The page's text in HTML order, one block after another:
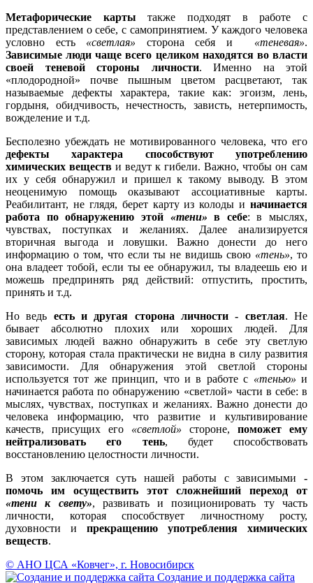
Метафорические карты также подходят в работе с
представлением о себе, с самопринятием. У каждого человека
условно есть «светлая» сторона себя и «теневая».
Зависимые люди чаще всего целиком находятся во власти
своей теневой стороны личности. Именно на этой
«плодородной» почве пышным цветом расцветают, так
называемые дефекты характера, такие как: эгоизм, лень,
гордыня, обидчивость, нечестность, зависть, нетерпимость,
вожделение и т.д.
Бесполезно убеждать не мотивированного человека, что его
дефекты характера способствуют употреблению
химических веществ и ведут к гибели. Важно, чтобы он сам
их у себя обнаружил и пришел к такому выводу. В этом
неоценимую помощь оказывают ассоциативные карты.
Реабилитант, не глядя, берет карту из колоды и начинается
работа по обнаружению этой «тени» в себе: в мыслях,
чувствах, поступках и желаниях. Далее анализируется
вторичная выгода и ловушки. Важно донести до него
информацию о том, что если ты не видишь свою «тень», то
она владеет тобой, если ты ее обнаружил, ты владеешь ею и
можешь предпринять ряд действий: отпустить, простить,
принять и т.д.
Но ведь есть и другая сторона личности - светлая. Не
бывает абсолютно плохих или хороших людей. Для
зависимых людей важно обнаружить в себе эту светлую
сторону, которая стала практически не видна в силу развития
зависимости. Для обнаружения этой светлой стороны
используется тот же принцип, что и в работе с «тенью» и
начинается работа по обнаружению «светлой» части в себе: в
мыслях, чувствах, поступках и желаниях. Важно донести до
человека информацию, что развитие и культивирование
качеств, присущих его «светлой» стороне, поможет ему
нейтрализовать его тень, будет способствовать
восстановлению целостности личности.
В этом заключается суть нашей работы с зависимыми -
помочь им осуществить этот сложнейший переход от
«тени к свету», развивать и позиционировать ту часть
личности, которая способствует личностному росту,
духовности и прекращению употребления химических
веществ.
© АНО ЦСА «Ковчег», г. Новосибирск
Создание и поддержка сайта